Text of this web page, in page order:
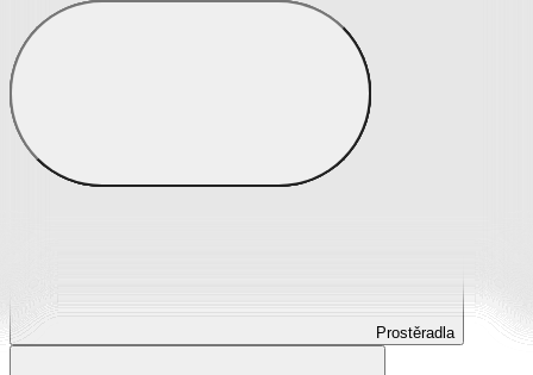
Prostěradla
Prostěradla